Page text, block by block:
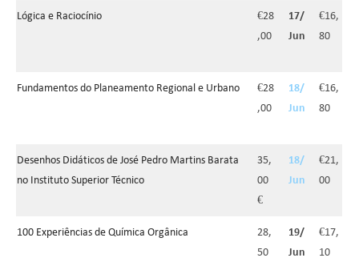
Lógica e Raciocínio
€28
,00
17/
Jun
€16,
80
Fundamentos do Planeamento Regional e Urbano
€28
,00
18/
Jun
€16,
80
Desenhos Didáticos de José Pedro Martins Barata
no Instituto Superior Técnico
35,
00
€
18/
Jun
€21,
00
100 Experiências de Química Orgânica
28,
50
19/
Jun
€17,
10